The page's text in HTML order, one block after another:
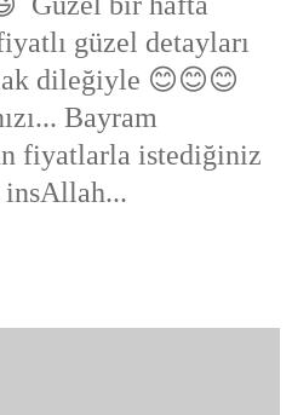
güzel detayları
dileğiyle 😊😊😊
Bayram
fiyatlarla istediğiniz
insAllah...